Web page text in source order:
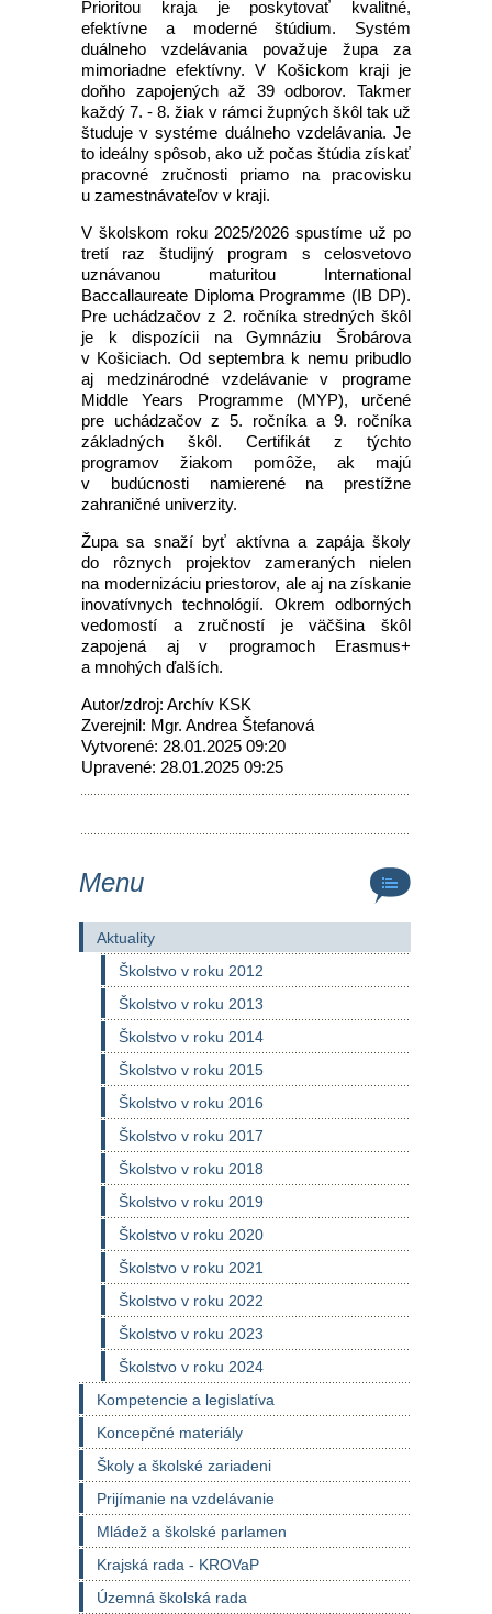
Prioritou kraja je poskytovať kvalitné,
efektívne a moderné štúdium. Systém
duálneho vzdelávania považuje župa za
mimoriadne efektívny. V Košickom kraji je
doňho zapojených až 39 odborov. Takmer
každý 7. - 8. žiak v rámci župných škôl tak už
študuje v systéme duálneho vzdelávania. Je
to ideálny spôsob, ako už počas štúdia získať
pracovné zručnosti priamo na pracovisku
u zamestnávateľov v kraji.
V školskom roku 2025/2026 spustíme už po
tretí raz študijný program s celosvetovo
uznávanou maturitou International
Baccallaureate Diploma Programme (IB DP).
Pre uchádzačov z 2. ročníka stredných škôl
je k dispozícii na Gymnáziu Šrobárova
v Košiciach. Od septembra k nemu pribudlo
aj medzinárodné vzdelávanie v programe
Middle Years Programme (MYP), určené
pre uchádzačov z 5. ročníka a 9. ročníka
základných škôl. Certifikát z týchto
programov žiakom pomôže, ak majú
v budúcnosti namierené na prestížne
zahraničné univerzity.
Župa sa snaží byť aktívna a zapája školy
do rôznych projektov zameraných nielen
na modernizáciu priestorov, ale aj na získanie
inovatívnych technológií. Okrem odborných
vedomostí a zručností je väčšina škôl
zapojená aj v programoch Erasmus+
a mnohých ďalších.
Autor/zdroj: Archív KSK
Zverejnil: Mgr. Andrea Štefanová
Vytvorené: 28.01.2025 09:20
Upravené: 28.01.2025 09:25
Menu
Aktuality
Školstvo v roku 2012
Školstvo v roku 2013
Školstvo v roku 2014
Školstvo v roku 2015
Školstvo v roku 2016
Školstvo v roku 2017
Školstvo v roku 2018
Školstvo v roku 2019
Školstvo v roku 2020
Školstvo v roku 2021
Školstvo v roku 2022
Školstvo v roku 2023
Školstvo v roku 2024
Kompetencie a legislatíva
Koncepčné materiály
Školy a školské zariadeni
Prijímanie na vzdelávanie
Mládež a školské parlamen
Krajská rada - KROVaP
Územná školská rada